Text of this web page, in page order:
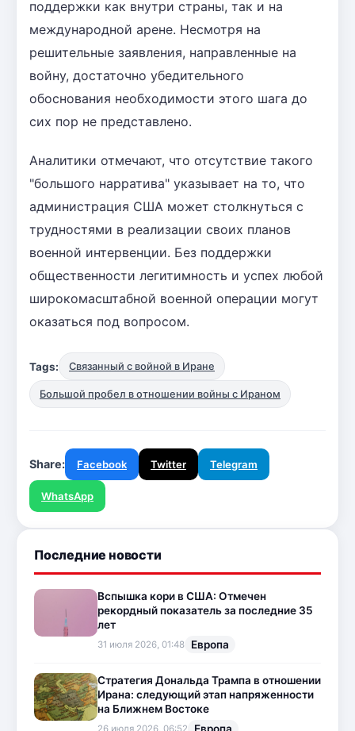
поддержки как внутри страны, так и на
международной арене. Несмотря на
решительные заявления, направленные на
войну, достаточно убедительного
обоснования необходимости этого шага до
сих пор не представлено.
Аналитики отмечают, что отсутствие такого
"большого нарратива" указывает на то, что
администрация США может столкнуться с
трудностями в реализации своих планов
военной интервенции. Без поддержки
общественности легитимность и успех любой
широкомасштабной военной операции могут
оказаться под вопросом.
Tags: Связанный с войной в Иране
Большой пробел в отношении войны с Ираном
Share: Facebook Twitter Telegram
WhatsApp
Последние новости
Вспышка кори в США: Отмечен
рекордный показатель за последние 35
лет
31 июля 2026, 01:48 Европа
Стратегия Дональда Трампа в отношении
Ирана: следующий этап напряженности
на Ближнем Востоке
26 июля 2026, 06:52 Европа